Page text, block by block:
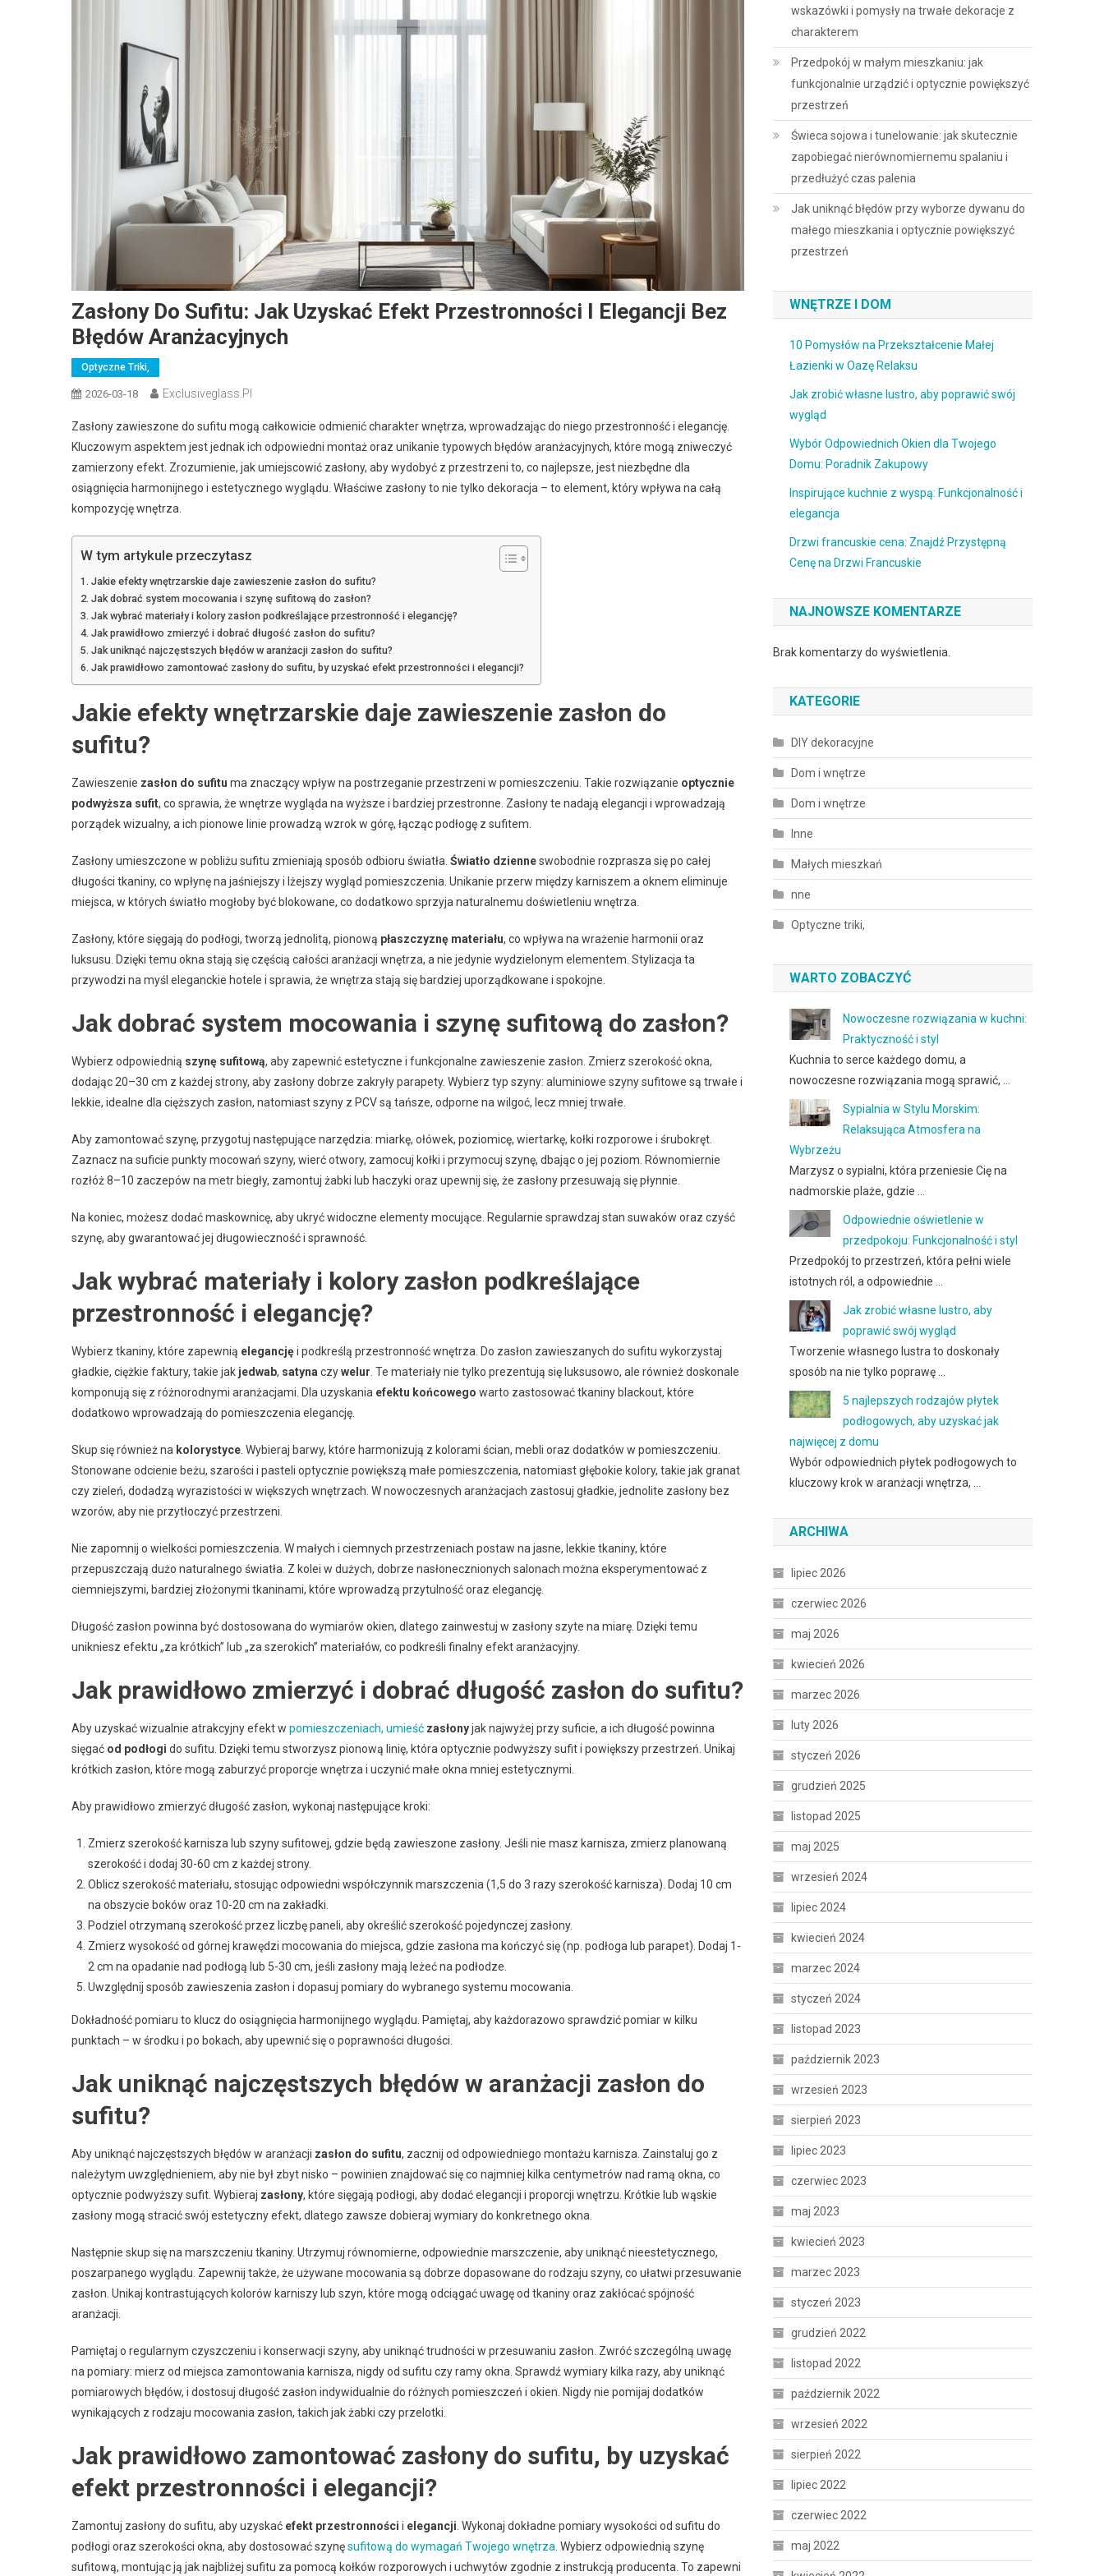
Zasłony Do Sufitu: Jak Uzyskać Efekt Przestronności I Elegancji Bez
Błędów Aranżacyjnych
Optyczne Triki,
2026-03-18 Exclusiveglass.pl
Zasłony zawieszone do sufitu mogą całkowicie odmienić charakter wnętrza, wprowadzając do niego przestronność i elegancję.
Kluczowym aspektem jest jednak ich odpowiedni montaż oraz unikanie typowych błędów aranżacyjnych, które mogą zniweczyć
zamierzony efekt. Zrozumienie, jak umiejscowić zasłony, aby wydobyć z przestrzeni to, co najlepsze, jest niezbędne dla
osiągnięcia harmonijnego i estetycznego wyglądu. Właściwe zasłony to nie tylko dekoracja – to element, który wpływa na całą
kompozycję wnętrza.
W tym artykule przeczytasz
Jakie efekty wnętrzarskie daje zawieszenie zasłon do sufitu?
Jak dobrać system mocowania i szynę sufitową do zasłon?
Jak wybrać materiały i kolory zasłon podkreślające przestronność i elegancję?
Jak prawidłowo zmierzyć i dobrać długość zasłon do sufitu?
Jak uniknąć najczęstszych błędów w aranżacji zasłon do sufitu?
Jak prawidłowo zamontować zasłony do sufitu, by uzyskać efekt przestronności i elegancji?
Jakie efekty wnętrzarskie daje zawieszenie zasłon do
sufitu?
Zawieszenie zasłon do sufitu ma znaczący wpływ na postrzeganie przestrzeni w pomieszczeniu. Takie rozwiązanie optycznie
podwyższa sufit, co sprawia, że wnętrze wygląda na wyższe i bardziej przestronne. Zasłony te nadają elegancji i wprowadzają
porządek wizualny, a ich pionowe linie prowadzą wzrok w górę, łącząc podłogę z sufitem.
Zasłony umieszczone w pobliżu sufitu zmieniają sposób odbioru światła. Światło dzienneswobodnie rozprasza się po całej
długości tkaniny, co wpłynę na jaśniejszy i lżejszy wygląd pomieszczenia. Unikanie przerw między karniszem a oknem eliminuje
miejsca, w których światło mogłoby być blokowane, co dodatkowo sprzyja naturalnemu doświetleniu wnętrza.
Zasłony, które sięgają do podłogi, tworzą jednolitą, pionową płaszczyznę materiału, co wpływa na wrażenie harmonii oraz
luksusu. Dzięki temu okna stają się częścią całości aranżacji wnętrza, a nie jedynie wydzielonym elementem. Stylizacja ta
przywodzi na myśl eleganckie hotele i sprawia, że wnętrza stają się bardziej uporządkowane i spokojne.
Jak dobrać system mocowania i szynę sufitową do zasłon?
Wybierz odpowiednią szynę sufitową, aby zapewnić estetyczne i funkcjonalne zawieszenie zasłon. Zmierz szerokość okna,
dodając 20–30 cm z każdej strony, aby zasłony dobrze zakryły parapety. Wybierz typ szyny: aluminiowe szyny sufitowe są trwałe i
lekkie, idealne dla cięższych zasłon, natomiast szyny z PCV są tańsze, odporne na wilgoć, lecz mniej trwałe.
Aby zamontować szynę, przygotuj następujące narzędzia: miarkę, ołówek, poziomicę, wiertarkę, kołki rozporowe i śrubokręt.
Zaznacz na suficie punkty mocowań szyny, wierć otwory, zamocuj kołki i przymocuj szynę, dbając o jej poziom. Równomiernie
rozłóż 8–10 zaczepów na metr biegły, zamontuj żabki lub haczyki oraz upewnij się, że zasłony przesuwają się płynnie.
Na koniec, możesz dodać maskownicę, aby ukryć widoczne elementy mocujące. Regularnie sprawdzaj stan suwaków oraz czyść
szynę, aby gwarantować jej długowieczność i sprawność.
Jak wybrać materiały i kolory zasłon podkreślające
przestronność i elegancję?
Wybierz tkaniny, które zapewnią elegancjęi podkreślą przestronność wnętrza. Do zasłon zawieszanych do sufitu wykorzystaj
gładkie, ciężkie faktury, takie jak jedwab, satynaczywelur. Te materiały nie tylko prezentują się luksusowo, ale również doskonale
komponują się z różnorodnymi aranżacjami. Dla uzyskania efektu końcowego warto zastosować tkaniny blackout, które
dodatkowo wprowadzają do pomieszczenia elegancję.
Skup się również na kolorystyce. Wybieraj barwy, które harmonizują z kolorami ścian, mebli oraz dodatków w pomieszczeniu.
Stonowane odcienie beżu, szarości i pasteli optycznie powiększą małe pomieszczenia, natomiast głębokie kolory, takie jak granat
czy zieleń, dodadzą wyrazistości w większych wnętrzach. W nowoczesnych aranżacjach zastosuj gładkie, jednolite zasłony bez
wzorów, aby nie przytłoczyć przestrzeni.
Nie zapomnij o wielkości pomieszczenia. W małych i ciemnych przestrzeniach postaw na jasne, lekkie tkaniny, które
przepuszczają dużo naturalnego światła. Z kolei w dużych, dobrze nasłonecznionych salonach można eksperymentować z
ciemniejszymi, bardziej złożonymi tkaninami, które wprowadzą przytulność oraz elegancję.
Długość zasłon powinna być dostosowana do wymiarów okien, dlatego zainwestuj w zasłony szyte na miarę. Dzięki temu
unikniesz efektu „za krótkich” lub „za szerokich” materiałów, co podkreśli finalny efekt aranżacyjny.
Jak prawidłowo zmierzyć i dobrać długość zasłon do sufitu?
Aby uzyskać wizualnie atrakcyjny efekt w pomieszczeniach, umieść zasłonyjak najwyżej przy suficie, a ich długość powinna
sięgać od podłogi do sufitu. Dzięki temu stworzysz pionową linię, która optycznie podwyższy sufit i powiększy przestrzeń. Unikaj
krótkich zasłon, które mogą zaburzyć proporcje wnętrza i uczynić małe okna mniej estetycznymi.
Aby prawidłowo zmierzyć długość zasłon, wykonaj następujące kroki:
Zmierz szerokość karnisza lub szyny sufitowej, gdzie będą zawieszone zasłony. Jeśli nie masz karnisza, zmierz planowaną
szerokość i dodaj 30-60 cm z każdej strony.
Oblicz szerokość materiału, stosując odpowiedni współczynnik marszczenia (1,5 do 3 razy szerokość karnisza). Dodaj 10 cm
na obszycie boków oraz 10-20 cm na zakładki.
Podziel otrzymaną szerokość przez liczbę paneli, aby określić szerokość pojedynczej zasłony.
Zmierz wysokość od górnej krawędzi mocowania do miejsca, gdzie zasłona ma kończyć się (np. podłoga lub parapet). Dodaj 1-
2 cm na opadanie nad podłogą lub 5-30 cm, jeśli zasłony mają leżeć na podłodze.
Uwzględnij sposób zawieszenia zasłon i dopasuj pomiary do wybranego systemu mocowania.
Dokładność pomiaru to klucz do osiągnięcia harmonijnego wyglądu. Pamiętaj, aby każdorazowo sprawdzić pomiar w kilku
punktach – w środku i po bokach, aby upewnić się o poprawności długości.
Jak uniknąć najczęstszych błędów w aranżacji zasłon do
sufitu?
Aby uniknąć najczęstszych błędów w aranżacji zasłon do sufitu, zacznij od odpowiedniego montażu karnisza. Zainstaluj go z
należytym uwzględnieniem, aby nie był zbyt nisko – powinien znajdować się co najmniej kilka centymetrów nad ramą okna, co
optycznie podwyższy sufit. Wybieraj zasłony, które sięgają podłogi, aby dodać elegancji i proporcji wnętrzu. Krótkie lub wąskie
zasłony mogą stracić swój estetyczny efekt, dlatego zawsze dobieraj wymiary do konkretnego okna.
Następnie skup się na marszczeniu tkaniny. Utrzymuj równomierne, odpowiednie marszczenie, aby uniknąć nieestetycznego,
poszarpanego wyglądu. Zapewnij także, że używane mocowania są dobrze dopasowane do rodzaju szyny, co ułatwi przesuwanie
zasłon. Unikaj kontrastujących kolorów karniszy lub szyn, które mogą odciągać uwagę od tkaniny oraz zakłócać spójność
aranżacji.
Pamiętaj o regularnym czyszczeniu i konserwacji szyny, aby uniknąć trudności w przesuwaniu zasłon. Zwróć szczególną uwagę
na pomiary: mierz od miejsca zamontowania karnisza, nigdy od sufitu czy ramy okna. Sprawdź wymiary kilka razy, aby uniknąć
pomiarowych błędów, i dostosuj długość zasłon indywidualnie do różnych pomieszczeń i okien. Nigdy nie pomijaj dodatków
wynikających z rodzaju mocowania zasłon, takich jak żabki czy przelotki.
Jak prawidłowo zamontować zasłony do sufitu, by uzyskać
efekt przestronności i elegancji?
Zamontuj zasłony do sufitu, aby uzyskać efekt przestronności i elegancji. Wykonaj dokładne pomiary wysokości od sufitu do
podłogi oraz szerokości okna, aby dostosować szynęsufitową do wymagań Twojego wnętrza. Wybierz odpowiednią szynę
sufitową, montując ją jak najbliżej sufitu za pomocą kołków rozporowych i uchwytów zgodnie z instrukcją producenta. To zapewni
wskazówki i pomysły na trwałe dekoracje z
charakterem
Przedpokój w małym mieszkaniu: jak
funkcjonalnie urządzić i optycznie powiększyć
przestrzeń
Świeca sojowa i tunelowanie: jak skutecznie
zapobiegać nierównomiernemu spalaniu i
przedłużyć czas palenia
Jak uniknąć błędów przy wyborze dywanu do
małego mieszkania i optycznie powiększyć
przestrzeń
WNĘTRZE I DOM
10 Pomysłów na Przekształcenie Małej
Łazienki w Oazę Relaksu
Jak zrobić własne lustro, aby poprawić swój
wygląd
Wybór Odpowiednich Okien dla Twojego
Domu: Poradnik Zakupowy
Inspirujące kuchnie z wyspą: Funkcjonalność i
elegancja
Drzwi francuskie cena: Znajdź Przystępną
Cenę na Drzwi Francuskie
NAJNOWSZE KOMENTARZE
Brak komentarzy do wyświetlenia.
KATEGORIE
DIY dekoracyjne
Dom i wnętrze
Dom i wnętrze
Inne
Małych mieszkań
nne
Optyczne triki,
WARTO ZOBACZYĆ
Nowoczesne rozwiązania w kuchni:
Praktyczność i styl
Kuchnia to serce każdego domu, a
nowoczesne rozwiązania mogą sprawić, …
Sypialnia w Stylu Morskim:
Relaksująca Atmosfera na
Wybrzeżu
Marzysz o sypialni, która przeniesie Cię na
nadmorskie plaże, gdzie …
Odpowiednie oświetlenie w
przedpokoju: Funkcjonalność i styl
Przedpokój to przestrzeń, która pełni wiele
istotnych ról, a odpowiednie …
Jak zrobić własne lustro, aby
poprawić swój wygląd
Tworzenie własnego lustra to doskonały
sposób na nie tylko poprawę …
5 najlepszych rodzajów płytek
podłogowych, aby uzyskać jak
najwięcej z domu
Wybór odpowiednich płytek podłogowych to
kluczowy krok w aranżacji wnętrza, …
ARCHIWA
lipiec 2026
czerwiec 2026
maj 2026
kwiecień 2026
marzec 2026
luty 2026
styczeń 2026
grudzień 2025
listopad 2025
maj 2025
wrzesień 2024
lipiec 2024
kwiecień 2024
marzec 2024
styczeń 2024
listopad 2023
październik 2023
wrzesień 2023
sierpień 2023
lipiec 2023
czerwiec 2023
maj 2023
kwiecień 2023
marzec 2023
styczeń 2023
grudzień 2022
listopad 2022
październik 2022
wrzesień 2022
sierpień 2022
lipiec 2022
czerwiec 2022
maj 2022